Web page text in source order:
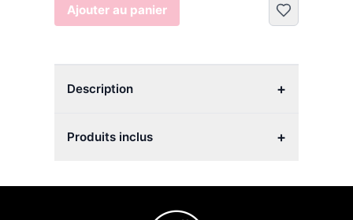
Ajouter au panier
Description +
Produits inclus +